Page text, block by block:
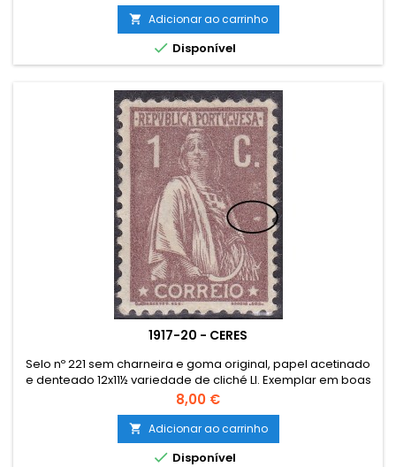
 Adicionar ao carrinho
 Disponível
1917-20 - CERES
Selo nº 221 sem charneira e goma original, papel acetinado
e denteado 12x11½ variedade de cliché LI. Exemplar em boas
condições.
Preço
8,00 €
 Adicionar ao carrinho
 Disponível